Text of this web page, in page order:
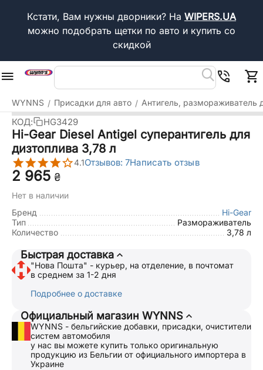
Кстати, Вам нужны дворники? На WIPERS.UA
можно подобрать щетки по авто и купить со
скидкой
WYNNS / Присадки для авто / Антигель, размораживатель
КОД: HG3429
Hi-Gear Diesel Antigel суперантигель для
дизтоплива 3,78 л
4.1Отзывов: 7Написать отзыв
2 965 ₴
Нет в наличии
Бренд
Hi-Gear
Тип
Размораживатель
Количество
3,78 л
Быстрая доставка
"Нова Пошта" - курьер, на отделение, в почтомат
в среднем за 1-2 дня
Подробнее о доставке
Официальный магазин WYNNS
WYNNS - бельгийские добавки, присадки, очистители
систем автомобиля
у нас вы можете купить только оригинальную
продукцию из Бельгии от официального импортера в
Украине